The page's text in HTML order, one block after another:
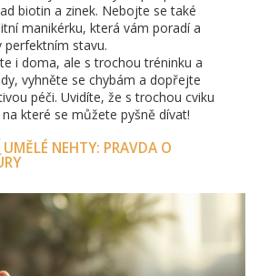
biotin a zinek. Nebojte se také
manikérku, která vám poradí a
stavu.
i doma, ale s trochou tréninku a
vyhněte se chybám a dopřejte
péči. Uvidíte, že s trochou cviku
které se můžete pyšně dívat!
NEHTY: PRAVDA O